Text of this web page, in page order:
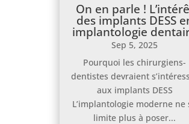
On en parle !
des implants DESS
implantologie
Sep 5, 2025
Pourquoi les chirurgiens-
dentistes devraient
aux implants DESS
L’implantologie moderne ne
limite plus à poser...